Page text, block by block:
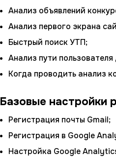
Анализ объявлений
Анализ первого экрана
Быстрый поиск УТП;
Анализ пути
Когда проводить анализ
Базовые настройки
Регистрация почты Gmail;
Регистрация в Google
Настройка Google